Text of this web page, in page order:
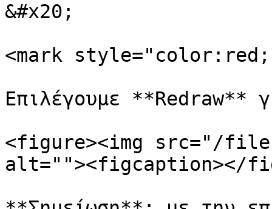
&#x20;
<mark
Επιλέγουμε **Redraw**
<figure><img src="/
alt=""><figcaption></